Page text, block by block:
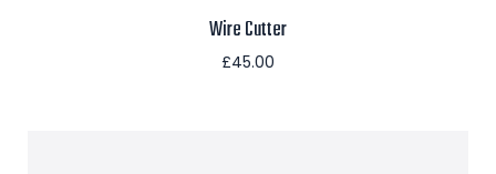
Wire Cutter
£45.00